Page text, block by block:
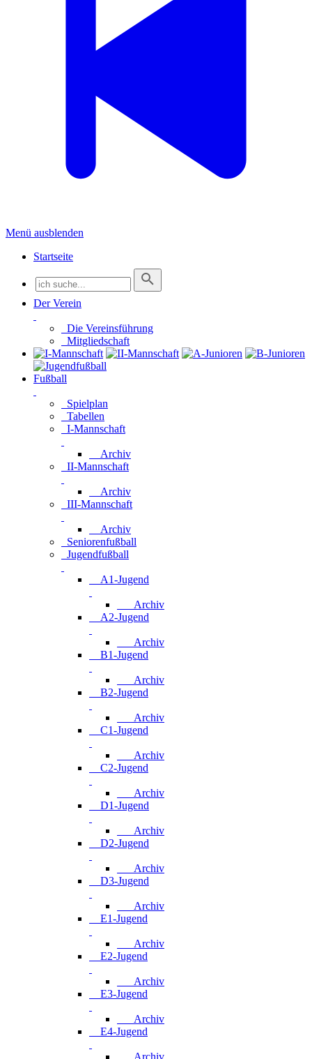
Menü ausblenden
Startseite
Der Verein
Die Vereinsführung
Mitgliedschaft
Fußball
Spielplan
Tabellen
I-Mannschaft
Archiv
II-Mannschaft
Archiv
III-Mannschaft
Archiv
Seniorenfußball
Jugendfußball
A1-Jugend
Archiv
A2-Jugend
Archiv
B1-Jugend
Archiv
B2-Jugend
Archiv
C1-Jugend
Archiv
C2-Jugend
Archiv
D1-Jugend
Archiv
D2-Jugend
Archiv
D3-Jugend
Archiv
E1-Jugend
Archiv
E2-Jugend
Archiv
E3-Jugend
Archiv
E4-Jugend